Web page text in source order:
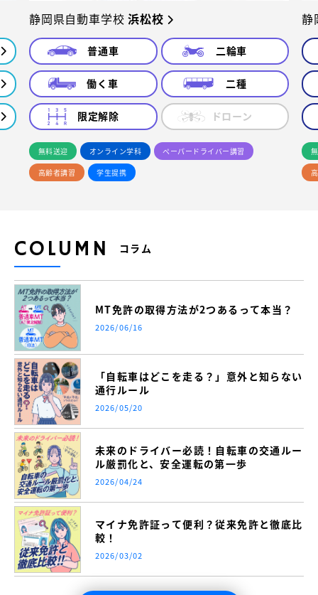
静岡県自動車学校浜松校
普通車 二輪車
働く車 二種
限定解除 ドローン
無料送迎 オンライン学科
ペーパードライバー講習
高齢者講習
学生提携
静
COLUMN コラム
MT免許の取得方法が2つあるって本当？
2026/06/16
「自転車はどこを走る？」意外と知らない
通行ルール
2026/05/20
未来のドライバー必読！自転車の交通ルー
ル厳罰化と、安全運転の第一歩
2026/04/24
マイナ免許証って便利？従来免許と徹底比
較！
2026/03/02